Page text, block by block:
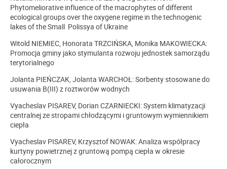
Phytomeliorative influence of the macrophytes of different
ecological groups over the oxygene regime in the technogenic
lakes of the Small Polissya of Ukraine
Witold NIEMIEC, Honorata TRZCIŃSKA, Monika MAKOWIECKA:
Promocja gminy jako stymulanta rozwoju jednostek samorządu
terytorialnego
Jolanta PIEŃCZAK, Jolanta WARCHOŁ: Sorbenty stosowane do
usuwania B(III) z roztworów wodnych
Vyacheslav PISAREV, Dorian CZARNIECKI: System klimatyzacji
centralnej ze stropami chłodzącymi i gruntowym wymiennikiem
ciepła
Vyacheslav PISAREV, Krzysztof NOWAK: Analiza współpracy
kurtyny powietrznej z gruntową pompą ciepła w okresie
całorocznym